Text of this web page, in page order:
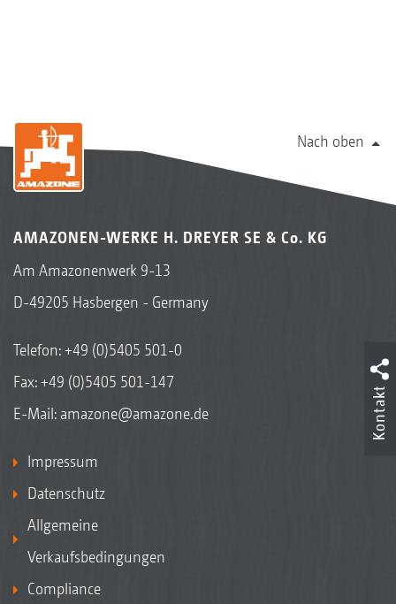
Nach oben
AMAZONEN-WERKE H. DREYER SE & Co. KG
Am Amazonenwerk 9-13
D-49205 Hasbergen - Germany
Telefon:+49 (0)5405 501-0
Fax: +49 (0)5405 501-147
E-Mail: amazone@amazone.de
Impressum
Datenschutz
Allgemeine
Verkaufsbedingungen
Compliance
Kontakt